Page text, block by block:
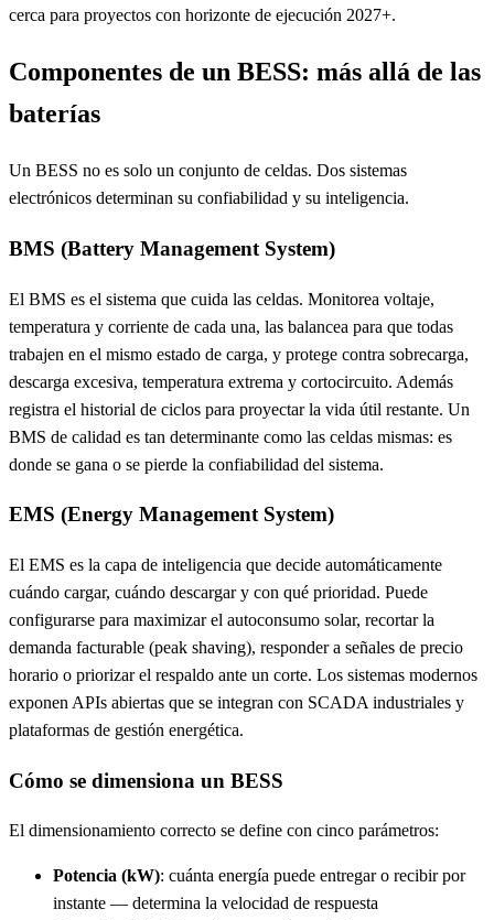
cerca para proyectos con horizonte de ejecución 2027+.
Componentes de un BESS: más allá de las
baterías
Un BESS no es solo un conjunto de celdas. Dos sistemas
electrónicos determinan su confiabilidad y su inteligencia.
BMS (Battery Management System)
El BMS es el sistema que cuida las celdas. Monitorea voltaje,
temperatura y corriente de cada una, las balancea para que todas
trabajen en el mismo estado de carga, y protege contra sobrecarga,
descarga excesiva, temperatura extrema y cortocircuito. Además
registra el historial de ciclos para proyectar la vida útil restante. Un
BMS de calidad es tan determinante como las celdas mismas: es
donde se gana o se pierde la confiabilidad del sistema.
EMS (Energy Management System)
El EMS es la capa de inteligencia que decide automáticamente
cuándo cargar, cuándo descargar y con qué prioridad. Puede
configurarse para maximizar el autoconsumo solar, recortar la
demanda facturable (peak shaving), responder a señales de precio
horario o priorizar el respaldo ante un corte. Los sistemas modernos
exponen APIs abiertas que se integran con SCADA industriales y
plataformas de gestión energética.
Cómo se dimensiona un BESS
El dimensionamiento correcto se define con cinco parámetros:
Potencia (kW): cuánta energía puede entregar o recibir por
instante — determina la velocidad de respuesta